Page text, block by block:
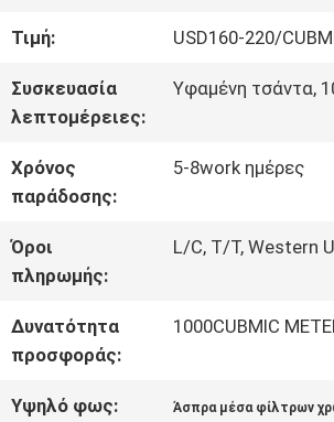
ΠΟΙΌΤΗΤΑΣ
ΕΠΙΚΟΙΝΩΝΉΣΤΕ
ΜΑΖΊ
ΜΑΣ
ΖΗΤΉΣΤΕ
ΜΙΑ
Τιμή: USD160-220/
Συσκευασία
λεπτομέρειες:
Υφαμένη τσάντα,
Χρόνος
παράδοσης:
5-8work ημέρες
Όροι
πληρωμής:
L/C, T/T, Western
Δυνατότητα
προσφοράς:
1000CUBMIC
Υψηλό φως: Άσπρα μέσα φίλτρων